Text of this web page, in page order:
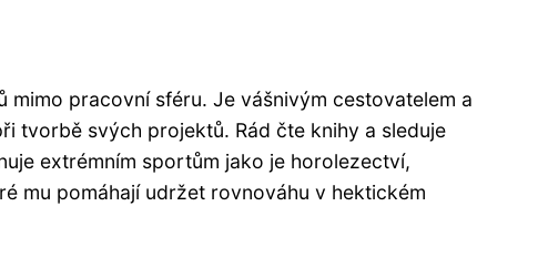
pracovní sféru. Je vášnivým cestovatelem a
tvorbě svých projektů. Rád čte knihy a sleduje
extrémním sportům jako je horolezectví,
mu pomáhají udržet rovnováhu v hektickém